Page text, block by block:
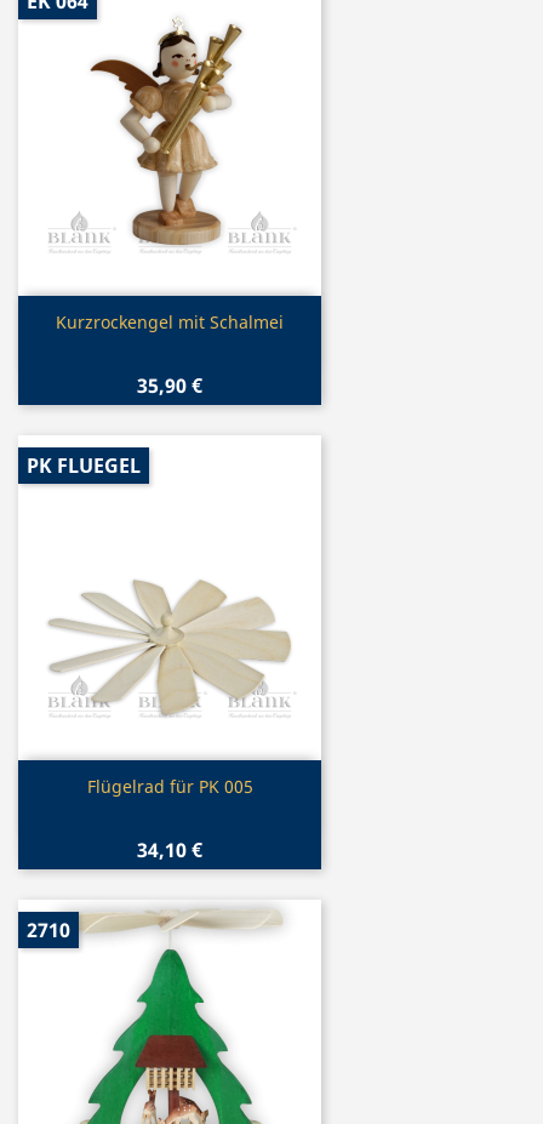
Vorschau
Kurzrockengel mit Schalmei
35,90 €
Vorschau
Flügelrad für PK 005
34,10 €
PK FLUEGEL
2710